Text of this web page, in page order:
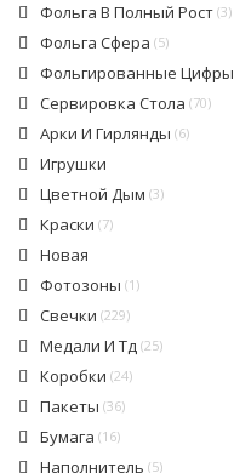
Фольга В Полный Рост (3)
Фольга Сфера (5)
Фольгированные Цифры
Сервировка Стола (70)
Арки И Гирлянды (6)
Игрушки
Цветной Дым (3)
Краски (7)
Новая
Фотозоны (1)
Свечки (229)
Медали И Тд (25)
Коробки (24)
Пакеты (36)
Бумага (16)
Наполнитель (5)